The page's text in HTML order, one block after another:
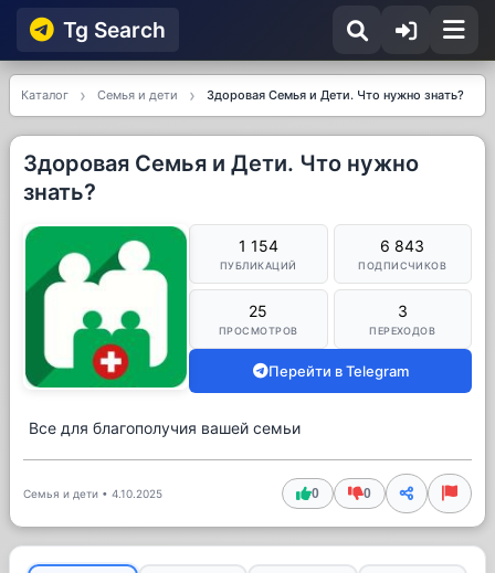
Tg Searсh
Каталог Семья и дети Здоровая Семья и Дети. Что нужно знать?
Здоровая Семья и Дети. Что нужно
знать?
1 154
ПУБЛИКАЦИЙ
6 843
ПОДПИСЧИКОВ
25
ПРОСМОТРОВ
3
ПЕРЕХОДОВ
Перейти в Telegram
Все для благополучия вашей семьи
Семья и дети • 4.10.2025 0 0